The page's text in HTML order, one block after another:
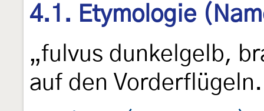
4.1. Etymologie
„fulvus dunkelgelb,
auf den